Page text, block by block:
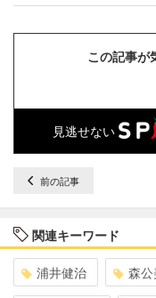
この記事が
見逃せない
前の記事
関連キーワード
浦井健治 森